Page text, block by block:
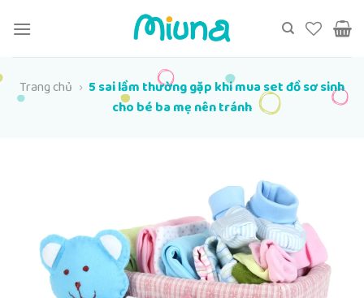
đến
dung
Trang chủ › 5 sai lầm thường gặp khi mua set đồ sơ sinh
cho bé ba mẹ nên tránh